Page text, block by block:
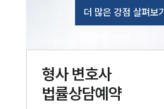
더 많은 강점 살펴보기
형사변호사
법률상담예약